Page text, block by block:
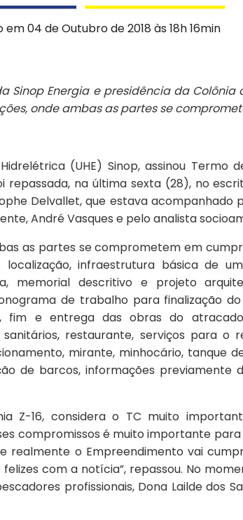
em 04 de Outubro de 2018 às 18h 16min
Sinop Energia e presidência da Colônia
onde ambas as partes se
(UHE) Sinop, assinou Termo
repassada, na última sexta (28), no
Delvallet, que estava acompanhado
André Vasques e pelo analista
as partes se comprometem em
infraestrutura básica de
memorial descritivo e projeto
de trabalho para finalização
fim e entrega das obras do
restaurante, serviços para o
mirante, minhocário, tanque
de barcos, informações previamente
Z-16, considera o TC muito
compromissos é muito importante
realmente o Empreendimento vai
com a notícia”, repassou. No
profissionais, Dona Lailde dos